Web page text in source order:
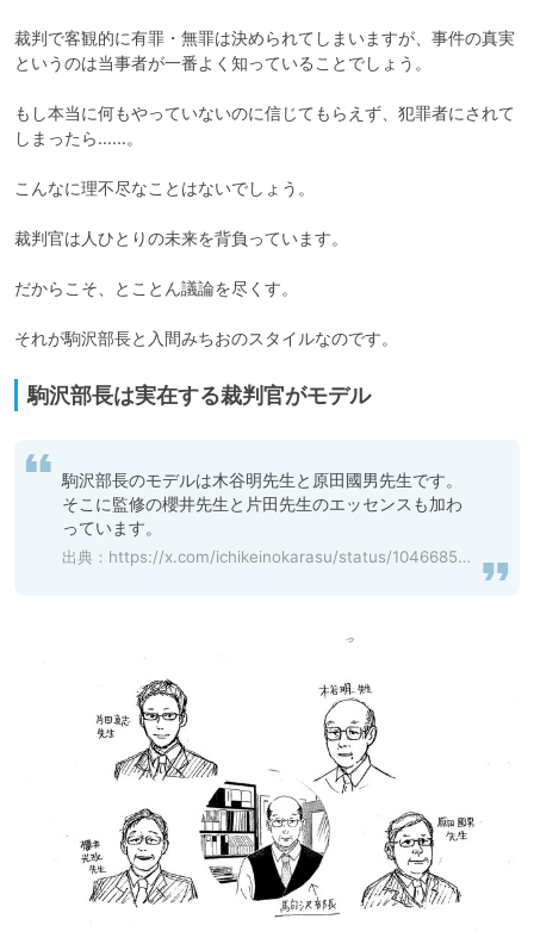
裁判で客観的に有罪・無罪は決められてしまいますが、事件の真実
というのは当事者が一番よく知っていることでしょう。
もし本当に何もやっていないのに信じてもらえず、犯罪者にされて
しまったら……。
こんなに理不尽なことはないでしょう。
裁判官は人ひとりの未来を背負っています。
だからこそ、とことん議論を尽くす。
それが駒沢部長と入間みちおのスタイルなのです。
駒沢部長は実在する裁判官がモデル
駒沢部長のモデルは木谷明先生と原田國男先生です。
そこに監修の櫻井先生と片田先生のエッセンスも加わ
っています。
出典： https://x.com/ichikeinokarasu/status/1046685688190578688?s=20